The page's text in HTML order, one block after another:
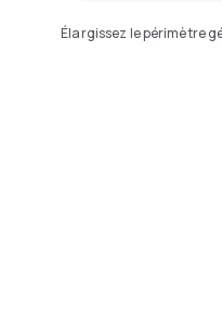
Élargissez le périmètre